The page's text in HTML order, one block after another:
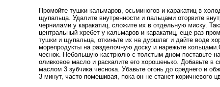
Промойте тушки кальмаров, осьминогов и каракатиц в
щупальца. Удалите внутренности и пальцами оторвите
чернилами у каракатиц, сложите их в отдельную миску.
центральный хребет у кальмаров и каракатиц, еще раз
тушки и щупальца, откиньте их на дуршлаг и дайте воде
морепродукты на разделочную доску и нарежьте
чеснок. Небольшую кастрюлю с толстым дном поставьте
оливковое масло и раскалите его хорошенько. Добавьте в
маслом 3 зубчика чеснока. Убавьте огонь до среднего и
3 минут, часто помешивая, пока он не станет коричневого